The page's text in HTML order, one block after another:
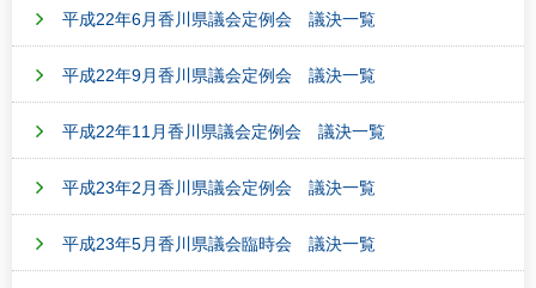
平成22年6月香川県議会定例会 議決一覧
平成22年9月香川県議会定例会 議決一覧
平成22年11月香川県議会定例会 議決一覧
平成23年2月香川県議会定例会 議決一覧
平成23年5月香川県議会臨時会 議決一覧